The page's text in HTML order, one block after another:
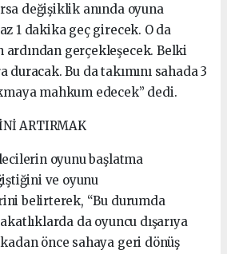
değişiklik anında oyuna
1 dakika geç girecek. O da
ardından gerçekleşecek. Belki
duracak. Bu da takımını sahada 3
mahkum edecek” dedi.
ARTIRMAK
oyunu başlatma
ve oyunu
belirterek, “Bu durumda
da oyuncu dışarıya
önce sahaya geri dönüş